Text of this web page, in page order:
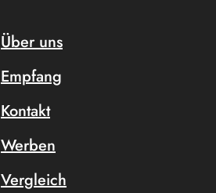
Über uns
Empfang
Kontakt
Werben
Vergleich